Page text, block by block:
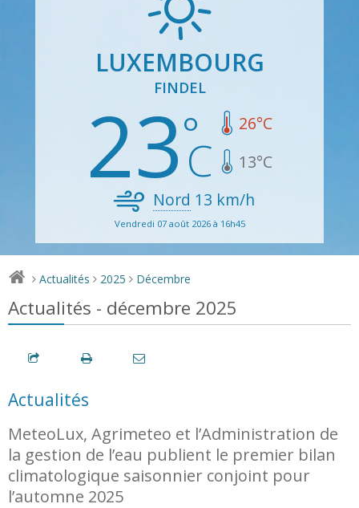
LUXEMBOURG
FINDEL
23 26°C
13°C
Nord 13 km/h
Vendredi 07 août 2026 à 16h45
> Actualités > 2025 > Décembre
Actualités - décembre 2025
Actualités
MeteoLux, Agrimeteo et l’Administration de
la gestion de l’eau publient le premier bilan
climatologique saisonnier conjoint pour
l’automne 2025